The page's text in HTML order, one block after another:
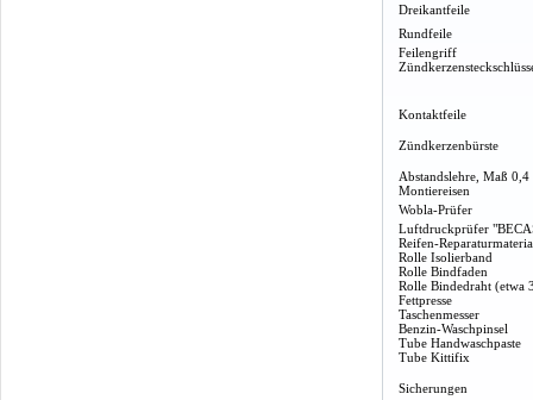
Dreikantfeile
Rundfeile
Feilengriff
Kontaktfeile
Zündkerzenbürste
Abstandslehre, Maß
Montiereisen
Wobla-Prüfer
Luftdruckprüfer
Reifen-
Rolle Isolierband
Rolle Bindfaden
Rolle Bindedraht (etwa
Fettpresse
Taschenmesser
Benzin-Waschpinsel
Tube Handwaschpaste
Tube Kittifix
Sicherungen